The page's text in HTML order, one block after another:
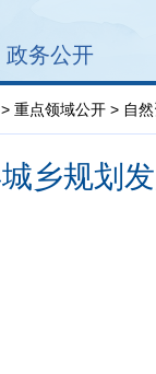
政务公开
> 重点领域公开 > 自
乡规划